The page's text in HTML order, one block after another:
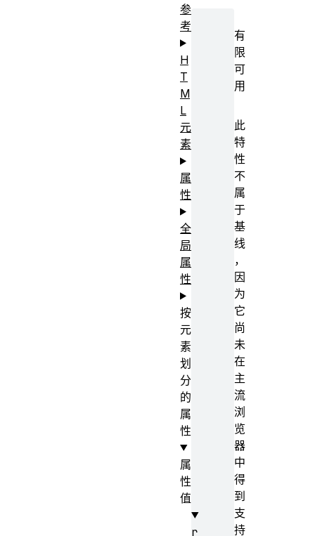
有
限
可
用
此
特
性
不
属
于
基
线
，
因
为
它
尚
未
在
主
流
浏
览
器
中
得
到
支
持
参
考
H
T
M
L
元
素
属
性
全
局
属
性
按
元
素
划
分
的
属
性
属
性
值
r